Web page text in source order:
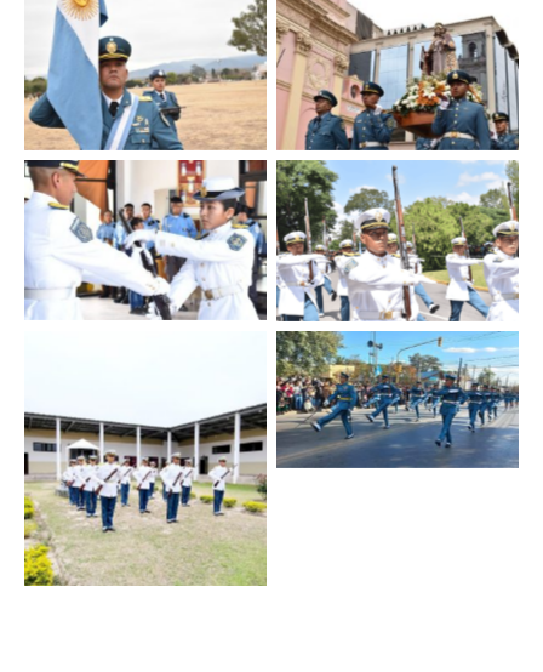
Fotos SPPS Fotos SPPS
Fotos SPPS Fotos SPPS
Fotos SPPS
Fotos SPPS